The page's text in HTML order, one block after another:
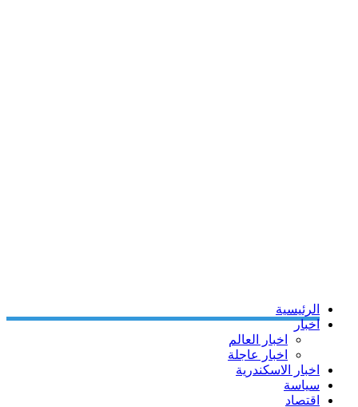
الرئيسية
اخبار
اخبار العالم
اخبار عاجلة
اخبار الاسكندرية
سياسة
اقتصاد